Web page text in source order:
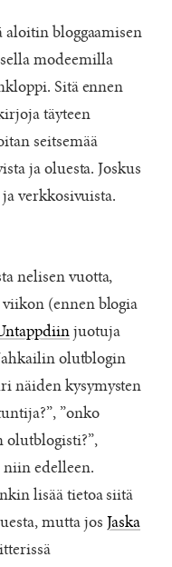
aloitin bloggaamisen
modeemilla
Sitä ennen
täyteen
seitsemää
ja oluesta. Joskus
verkkosivuista.
nelisen vuotta,
(ennen blogia
juotuja
olutblogin
näiden kysymysten
”onko
olutblogisti?”,
niin edelleen.
lisää tietoa siitä
mutta jos Jaska